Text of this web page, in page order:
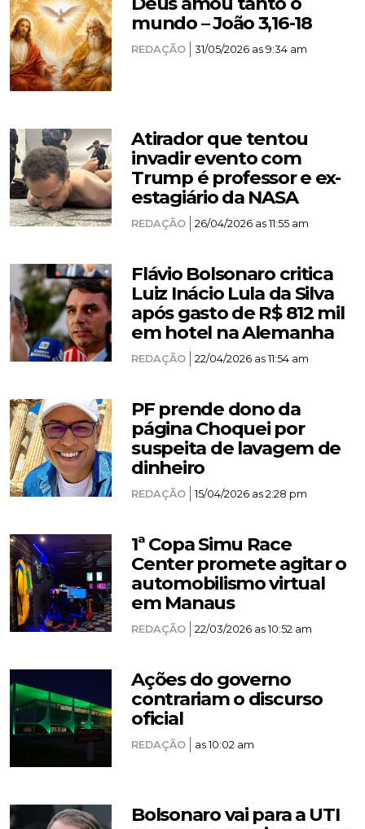
mundo – João 3,16-18
REDAÇÃO 31/05/2026 as 9:34 am
Atirador que tentou
invadir evento com
Trump é professor e ex-
estagiário da NASA
REDAÇÃO 26/04/2026 as 11:55 am
Flávio Bolsonaro critica
Luiz Inácio Lula da Silva
após gasto de R$ 812 mil
em hotel na Alemanha
REDAÇÃO 22/04/2026 as 11:54 am
PF prende dono da
página Choquei por
suspeita de lavagem de
dinheiro
REDAÇÃO 15/04/2026 as 2:28 pm
1ª Copa Simu Race
Center promete agitar o
automobilismo virtual
em Manaus
REDAÇÃO 22/03/2026 as 10:52 am
Ações do governo
contrariam o discurso
oficial
REDAÇÃO as 10:02 am
Bolsonaro vai para a UTI